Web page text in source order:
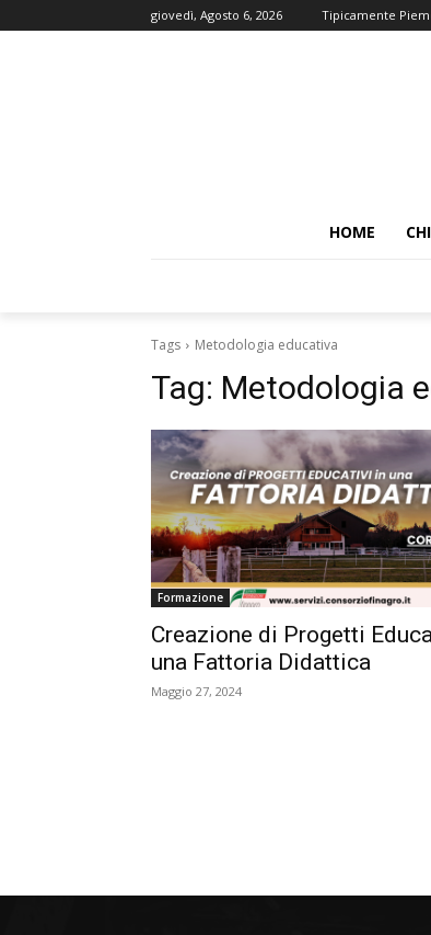
giovedì, Agosto 6, 2026 Tipicamente
HOME
Tags Metodologia educativa
Tag: Metodologia
Formazione
Creazione di Progetti
una Fattoria Didattica
Maggio 27, 2024